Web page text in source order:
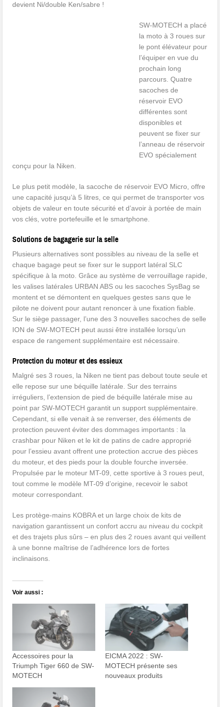
devient Ni/double Ken/sabre !
SW-MOTECH a placé
la moto à 3 roues sur
le pont élévateur pour
l’équiper en vue du
prochain long
parcours. Quatre
sacoches de
réservoir EVO
différentes sont
disponibles et
peuvent se fixer sur
l’anneau de réservoir
EVO spécialement
conçu pour la Niken.
Le plus petit modèle, la sacoche de réservoir EVO Micro, offre
une capacité jusqu’à 5 litres, ce qui permet de transporter vos
objets de valeur en toute sécurité et d’avoir à portée de main
vos clés, votre portefeuille et le smartphone.
Solutions de bagagerie sur la selle
Plusieurs alternatives sont possibles au niveau de la selle et
chaque bagage peut se fixer sur le support latéral SLC
spécifique à la moto. Grâce au système de verrouillage rapide,
les valises latérales URBAN ABS ou les sacoches SysBag se
montent et se démontent en quelques gestes sans que le
pilote ne doivent pour autant renoncer à une fixation fiable.
Sur le siège passager, l’une des 3 nouvelles sacoches de selle
ION de SW-MOTECH peut aussi être installée lorsqu’un
espace de rangement supplémentaire est nécessaire.
Protection du moteur et des essieux
Malgré ses 3 roues, la Niken ne tient pas debout toute seule et
elle repose sur une béquille latérale. Sur des terrains
irréguliers, l’extension de pied de béquille latérale mise au
point par SW-MOTECH garantit un support supplémentaire.
Cependant, si elle venait à se renverser, des éléments de
protection peuvent éviter des dommages importants : la
crashbar pour Niken et le kit de patins de cadre approprié
pour l’essieu avant offrent une protection accrue des pièces
du moteur, et des pieds pour la double fourche inversée.
Propulsée par le moteur MT-09, cette sportive à 3 roues peut,
tout comme le modèle MT-09 d’origine, recevoir le sabot
moteur correspondant.
Les protège-mains KOBRA et un large choix de kits de
navigation garantissent un confort accru au niveau du cockpit
et des trajets plus sûrs – en plus des 2 roues avant qui veillent
à une bonne maîtrise de l’adhérence lors de fortes
inclinaisons.
Voir aussi :
Accessoires pour la
Triumph Tiger 660 de SW-
MOTECH
EICMA 2022 : SW-
MOTECH présente ses
nouveaux produits